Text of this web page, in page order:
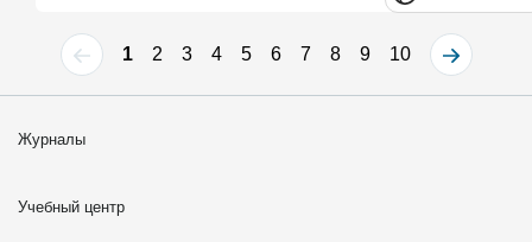
1 2 3 4 5 6 7 8 9 10
Журналы
Учебный центр